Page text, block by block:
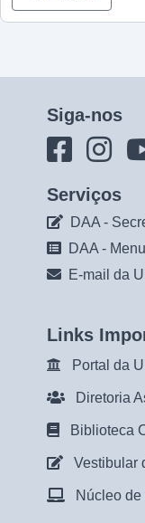
Siga-nos
Serviços
DAA -
DAA -
E-mail da
Links
Portal da
Diretoria
Biblioteca
Vestibular
Núcleo